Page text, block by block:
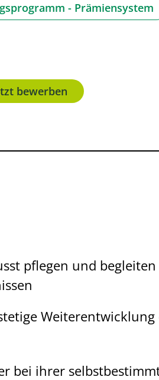
- Prämiensystem
bewerben
pflegen und
Weiterentwicklung
bei ihrer